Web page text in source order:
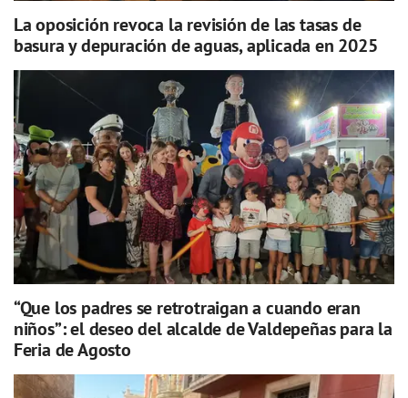
La oposición revoca la revisión de las tasas de
basura y depuración de aguas, aplicada en 2025
“Que los padres se retrotraigan a cuando eran
niños”: el deseo del alcalde de Valdepeñas para la
Feria de Agosto